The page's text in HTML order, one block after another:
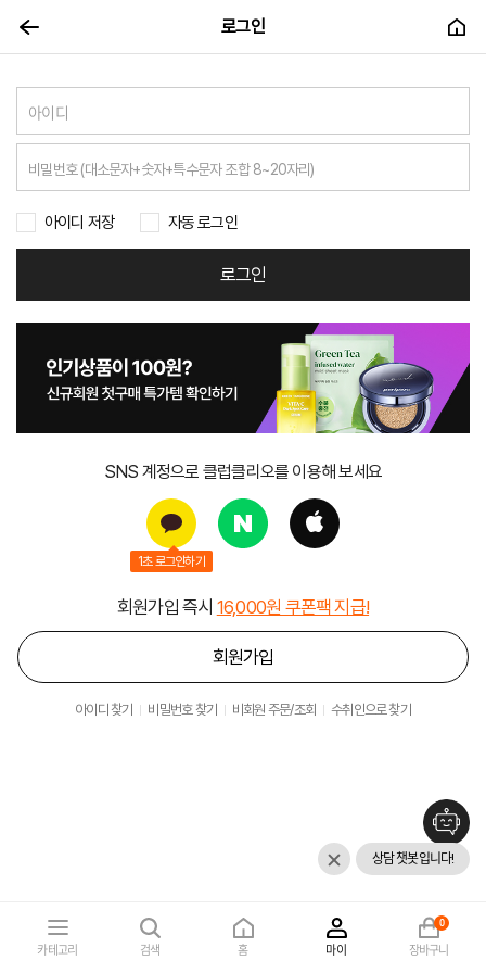
로그인
아이디 저장 자동 로그인
로그인
SNS 계정으로 클럽클리오를 이용해 보세요
1초 로그인하기
회원가입 즉시 16,000원 쿠폰팩 지급!
회원가입
아이디 찾기 비밀번호 찾기 비회원 주문/조회 수취인으로 찾기
카테고리 검색 홈 마이 장바구니
0
상담 챗봇입니다!